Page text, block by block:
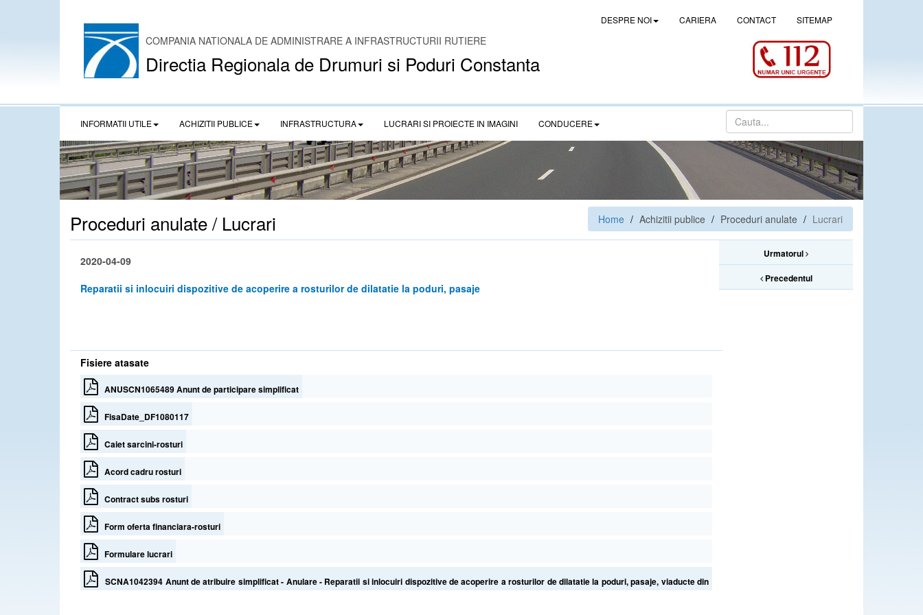
DESPRE NOI CARIERA CONTACT SITEMAP
COMPANIA NATIONALA DE ADMINISTRARE A INFRASTRUCTURII RUTIERE
Directia Regionala de Drumuri si Poduri Constanta
INFORMATII UTILE ACHIZITII PUBLICE INFRASTRUCTURA LUCRARI SI PROIECTE IN IMAGINI CONDUCERE
Proceduri anulate / Lucrari Home Achizitii publice Proceduri anulate Lucrari
2020-04-09
Reparatii si inlocuiri dispozitive de acoperire a rosturilor de dilatatie la poduri, pasaje
Urmatorul
Precedentul
Fisiere atasate
ANUSCN1065489 Anunt de participare simplificat
FisaDate_DF1080117
Caiet sarcini-rosturi
Acord cadru rosturi
Contract subs rosturi
Form oferta financiara-rosturi
Formulare lucrari
SCNA1042394 Anunt de atribuire simplificat - Anulare - Reparatii si inlocuiri dispozitive de acoperire a rosturilor de dilatatie la poduri, pasaje, viaducte din